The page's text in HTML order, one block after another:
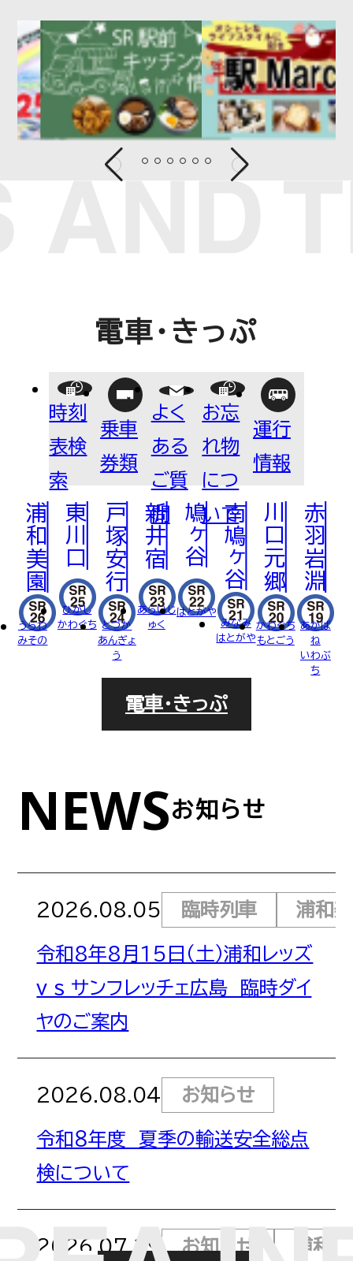
赤羽岩淵
あかばねいわぶち
乗車券・PASMO
よくあるご質問
NEWSお知らせ
CORPORATE
FOR BUSINESS法人
RECRUIT
採用サイト
サイトマップ
電車・きっぷ
時刻
表検
索
乗車
券類
運賃 普通券 定期券
回数券
各種割引
PASMO
よく
ある
ご質
問
乗車券について
ご利用について
PASMOについて
車両・駅への広告掲載について
駅での撮影・取材について
近接工事による協議（近接協議）のご
案内
「TRAIN BOARD 埼玉高速鉄道
お忘
れ物
につ
いて
運行
情報
浦和美園
うらわ
みその
東川口
ひがし
かわぐち
戸塚安行
とづか
あんぎょ
う
新井宿
あらいじ
ゅく
鳩ヶ谷
はとがや
南鳩ヶ谷
みなみ
はとがや
川口元郷
かわぐち
もとごう
赤羽岩淵
あかば
ね
いわぶ
ち
電車・きっぷ
NEWSお知らせ
2026.08.05 臨時列車 浦和
令和8年8月15日（土）浦和レッズ
v s サンフレッチェ広島 臨時ダイ
ヤのご案内
2026.08.04 お知らせ
令和８年度 夏季の輸送安全総点
検について
2026.07.29 お知らせ 浦和